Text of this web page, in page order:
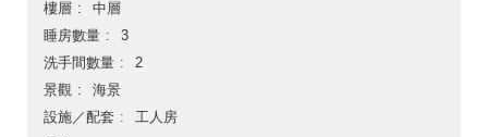
樓層
中層
睡房數量
3
洗手間數量
2
景觀
海景
設施／配套
工人房